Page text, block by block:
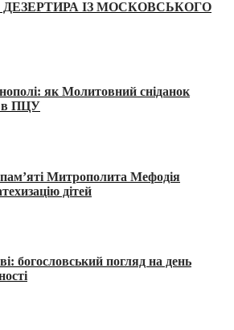
ІЗ МОСКОВСЬКОГО
як Молитовний сніданок
в ПЦУ
Митрополита Мефодія
дітей
богословський погляд на день